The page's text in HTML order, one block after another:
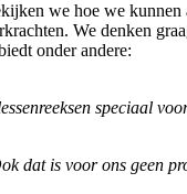
we hoe we
We denken
onder andere:
speciaal
dat is voor ons geen